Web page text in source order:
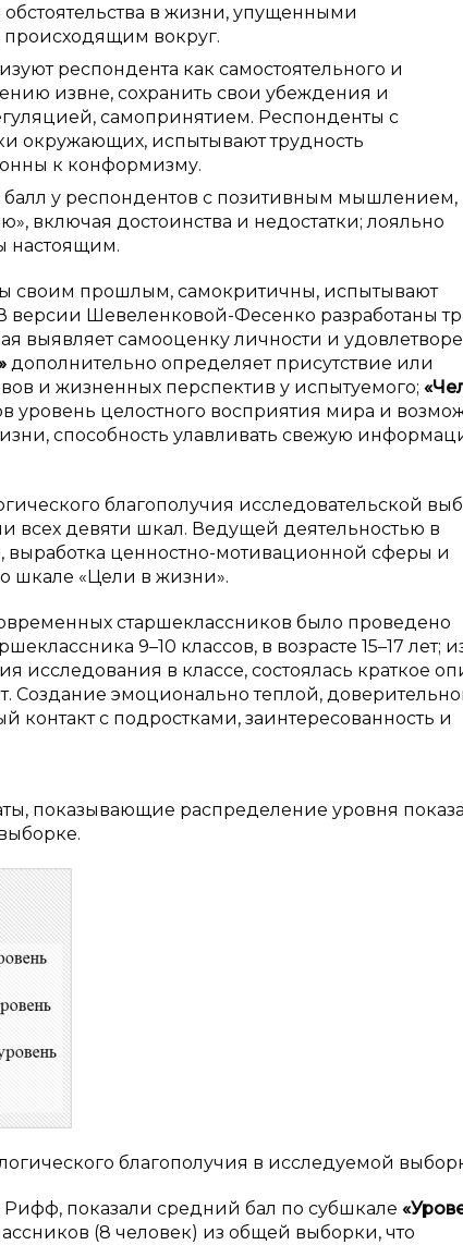
в жизни, упущенными
происходящим вокруг.
респондента как самостоятельного и
извне, сохранить свои убеждения и
самопринятием. Респонденты с
окружающих, испытывают трудность
к конформизму.
у респондентов с позитивным мышлением,
включая достоинства и недостатки; лояльно
настоящим.
своим прошлым, самокритичны, испытывают
версии Шевеленковой-Фесенко разработаны
выявляет самооценку личности и
дополнительно определяет присутствие или
и жизненных перспектив у испытуемого;
уровень целостного восприятия мира и
способность улавливать свежую
благополучия исследовательской
всех девяти шкал. Ведущей деятельностью в
выработка ценностно-мотивационной сферы и
шкале «Цели в жизни».
старшеклассников было проведено
9–10 классов, в возрасте 15–17 лет;
в классе, состоялась краткое
Создание эмоционально теплой,
контакт с подростками, заинтересованность и
показывающие распределение уровня
благополучия в исследуемой
показали средний бал по субшкале
(8 человек) из общей выборки, что